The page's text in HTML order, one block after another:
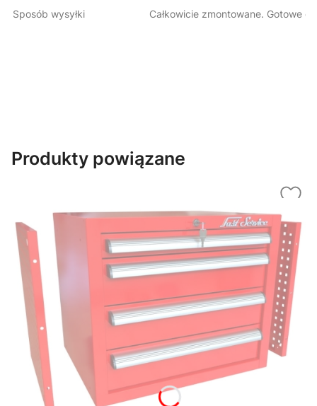
Sposób wysyłki
Całkowicie zmontowane. Gotowe
Produkty powiązane